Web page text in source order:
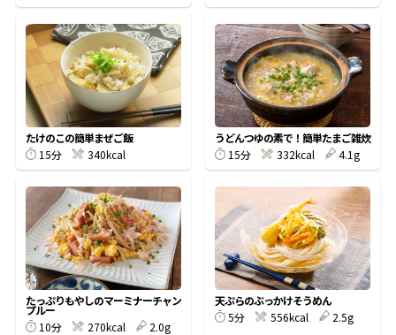
新鮮一番 『氷熟®』
『踊り節』
鰹節屋の
だしパック
たけのこの簡単まぜご飯
15分
340kcal
うどんつゆの素で！簡単たまご雑炊
15分
332kcal 4.1g
たっぷりもやしのマーミナーチャン
プルー
10分
270kcal 2.0g
天ぷらのぶっかけそうめん
5分
556kcal 2.5g